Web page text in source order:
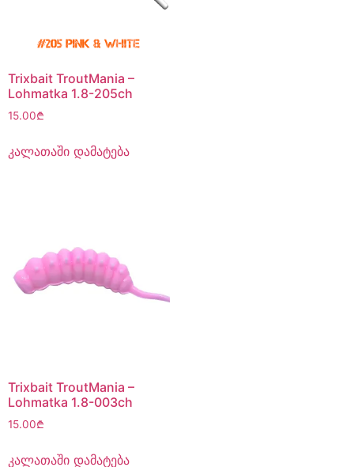
Trixbait TroutMania –
Lohmatka 1.8-205ch
15.00₾
კალათაში დამატება
Trixbait TroutMania –
Lohmatka 1.8-003ch
15.00₾
კალათაში დამატება